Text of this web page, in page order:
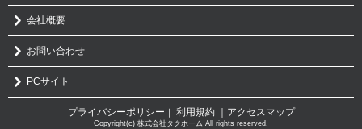
会社概要
お問い合わせ
PCサイト
プライバシーポリシー 利用規約 ｜アクセスマップ
Copyright(c) 株式会社タクホーム All rights reserved.